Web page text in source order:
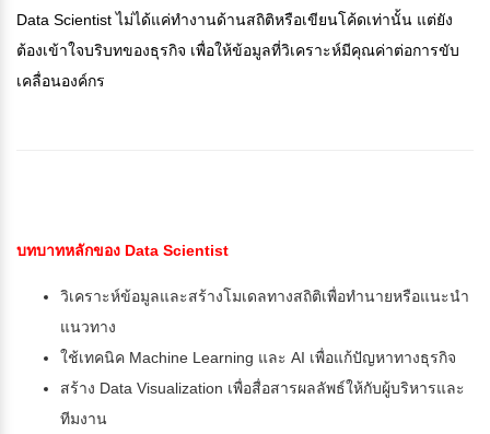
Data Scientist ไม่ได้แค่ทำงานด้านสถิติหรือเขียนโค้ดเท่านั้น แต่ยัง
ต้องเข้าใจบริบทของธุรกิจ เพื่อให้ข้อมูลที่วิเคราะห์มีคุณค่าต่อการขับ
เคลื่อนองค์กร
บทบาทหลักของ Data Scientist
วิเคราะห์ข้อมูลและสร้างโมเดลทางสถิติเพื่อทำนายหรือแนะนำ
แนวทาง
ใช้เทคนิค Machine Learning และ AI เพื่อแก้ปัญหาทางธุรกิจ
สร้าง Data Visualization เพื่อสื่อสารผลลัพธ์ให้กับผู้บริหารและ
ทีมงาน